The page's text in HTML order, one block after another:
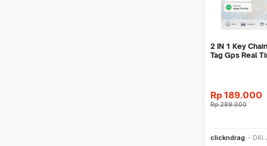
2 IN 1 Key
Tag Gps Real
Rp 189.000
Rp289.000
clickndrag DKI